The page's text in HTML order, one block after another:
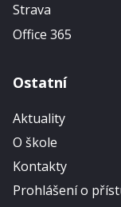
Strava
Office 365
Ostatní
Aktuality
O škole
Kontakty
Prohlášení o